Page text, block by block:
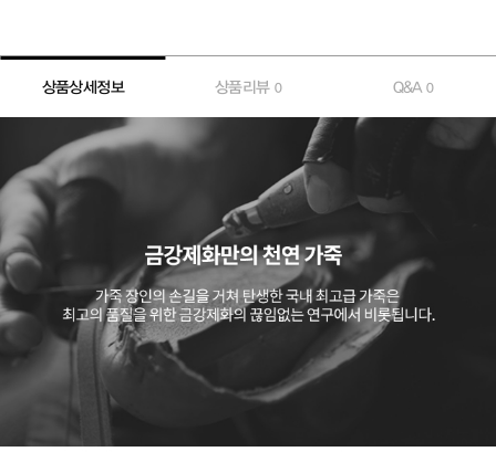
상품상세정보 상품리뷰 0 Q&A0